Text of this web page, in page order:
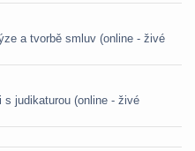
a tvorbě smluv (online - živé
judikaturou (online - živé